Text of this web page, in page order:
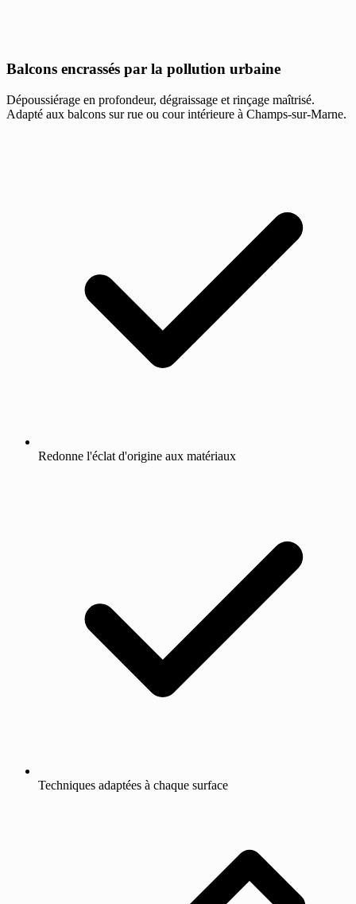
Balcons encrassés par la pollution urbaine
Dépoussiérage en profondeur, dégraissage et rinçage maîtrisé.
Adapté aux balcons sur rue ou cour intérieure à Champs-sur-Marne.
Redonne l'éclat d'origine aux matériaux
Techniques adaptées à chaque surface